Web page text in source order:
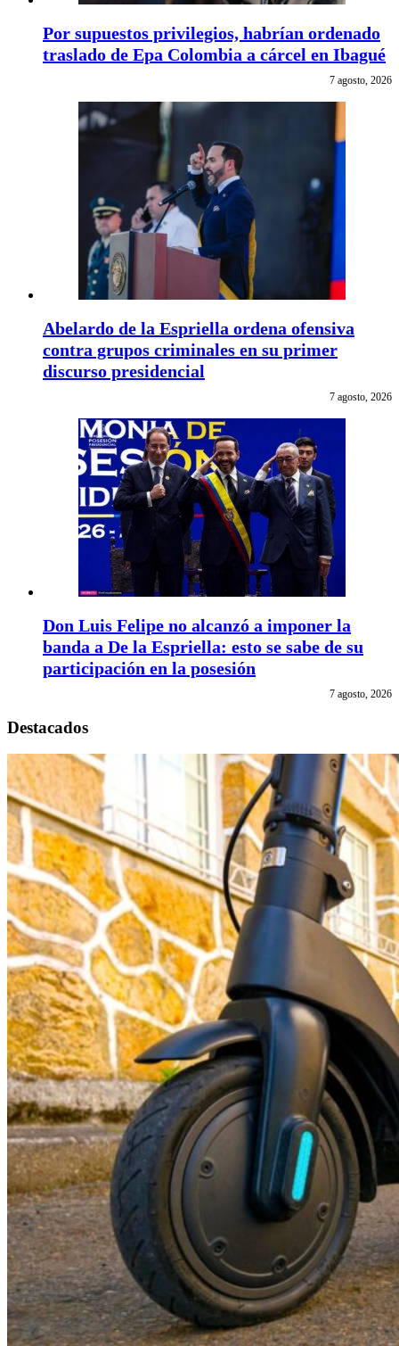
Por supuestos privilegios, habrían ordenado
traslado de Epa Colombia a cárcel en Ibagué
7 agosto, 2026
Abelardo de la Espriella ordena ofensiva
contra grupos criminales en su primer
discurso presidencial
7 agosto, 2026
Don Luis Felipe no alcanzó a imponer la
banda a De la Espriella: esto se sabe de su
participación en la posesión
7 agosto, 2026
Destacados